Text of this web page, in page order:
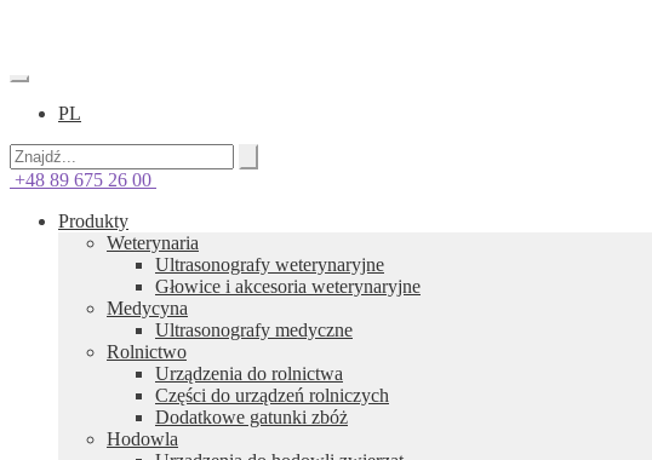
PL
+48 89 675 26 00
Produkty
Weterynaria
Ultrasonografy weterynaryjne
Głowice i akcesoria weterynaryjne
Medycyna
Ultrasonografy medyczne
Rolnictwo
Urządzenia do rolnictwa
Części do urządzeń rolniczych
Dodatkowe gatunki zbóż
Hodowla